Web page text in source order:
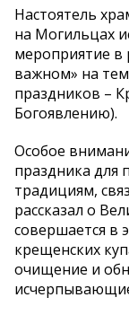
Настоятель
на Могильцах
мероприятие в
важном» на
праздников –
Богоявлению).
Особое
праздника для
традициям,
рассказал о
совершается в
крещенских
очищение и